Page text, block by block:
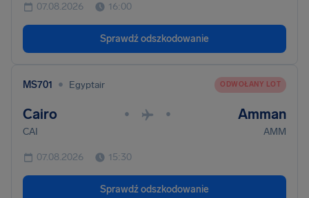
07.08.2026 16:00
Sprawdź odszkodowanie
MS701 • Egyptair ODWOŁANY LOT
Cairo • • Amman
CAI AMM
07.08.2026 15:30
Sprawdź odszkodowanie